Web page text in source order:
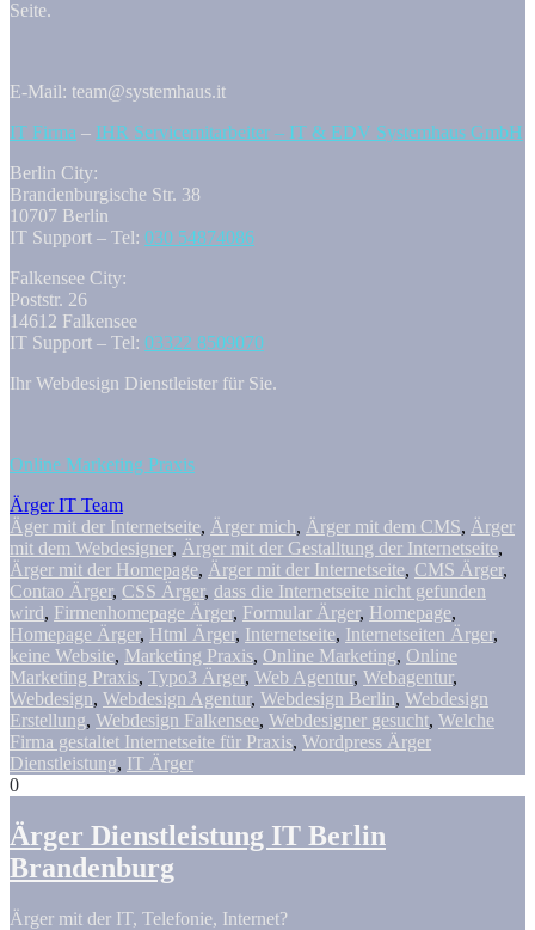
Seite.
E-Mail: team@systemhaus.it
IT Firma – IHR Servicemitarbeiter – IT & EDV Systemhaus GmbH
Berlin City:
Brandenburgische Str. 38
10707 Berlin
IT Support – Tel: 030 54874086
Falkensee City:
Poststr. 26
14612 Falkensee
IT Support – Tel: 03322 8509070
Ihr Webdesign Dienstleister für Sie.
Online Marketing Praxis
Ärger IT Team
Äger mit der Internetseite, Ärger mich, Ärger mit dem CMS, Ärger
mit dem Webdesigner, Ärger mit der Gestalltung der Internetseite,
Ärger mit der Homepage, Ärger mit der Internetseite, CMS Ärger,
Contao Ärger, CSS Ärger, dass die Internetseite nicht gefunden
wird, Firmenhomepage Ärger, Formular Ärger, Homepage,
Homepage Ärger, Html Ärger, Internetseite, Internetseiten Ärger,
keine Website, Marketing Praxis, Online Marketing, Online
Marketing Praxis, Typo3 Ärger, Web Agentur, Webagentur,
Webdesign, Webdesign Agentur, Webdesign Berlin, Webdesign
Erstellung, Webdesign Falkensee, Webdesigner gesucht, Welche
Firma gestaltet Internetseite für Praxis, Wordpress Ärger
Dienstleistung, IT Ärger
0
Ärger Dienstleistung IT Berlin
Brandenburg
Ärger mit der IT, Telefonie, Internet?